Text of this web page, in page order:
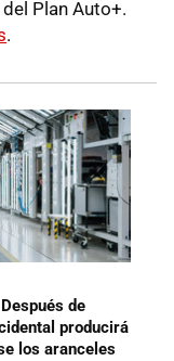
Plan Auto+.
.
de
producirá
los aranceles